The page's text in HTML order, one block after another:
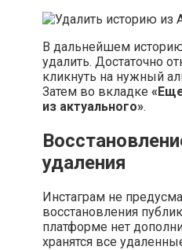
В дальнейшем
удалить. Достаточно
кликнуть на нужный
Затем во вкладке
из актуального».
удаления
Инстаграм не
восстановления
платформе нет
хранятся все